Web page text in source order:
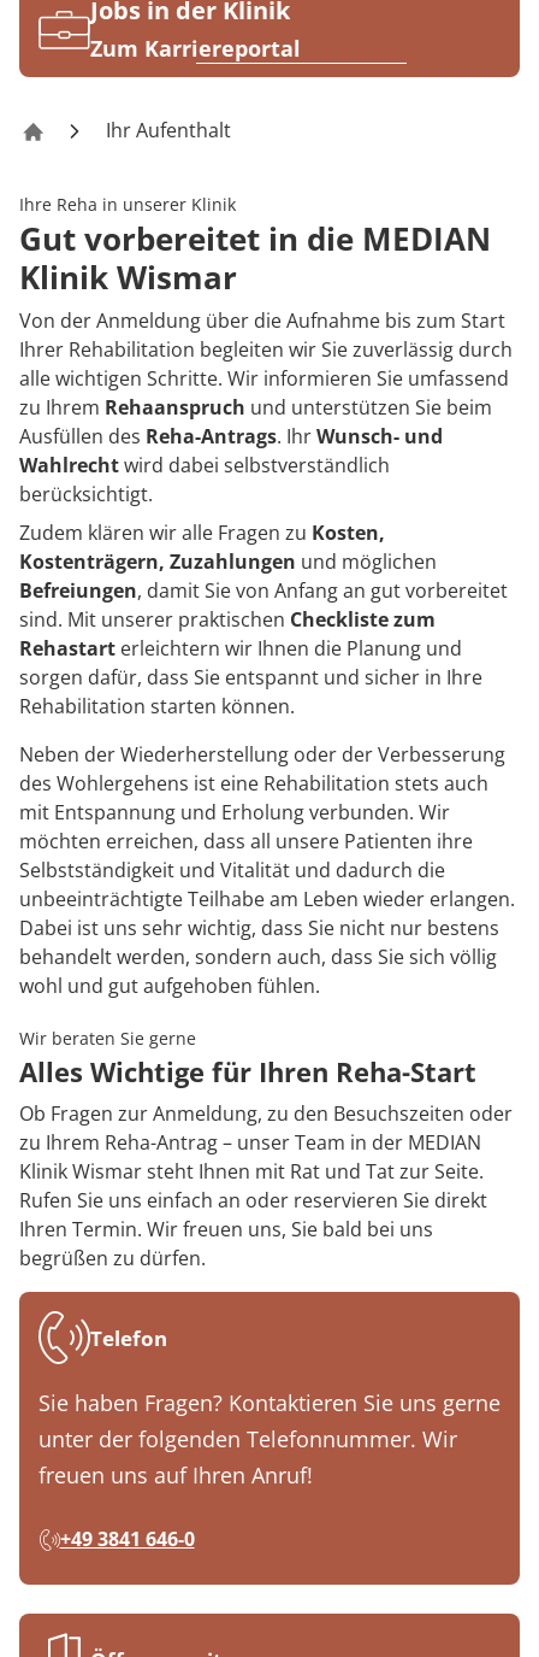
Karriere
Jobs in der Klinik
Zum Karriereportal
Klinik Wismar
Ihr Aufenthalt
Ihre Reha in unserer Klinik
Gut vorbereitet in die MEDIAN
Klinik Wismar
Von der Anmeldung über die Aufnahme bis zum Start
Ihrer Rehabilitation begleiten wir Sie zuverlässig durch
alle wichtigen Schritte. Wir informieren Sie umfassend
zu Ihrem Rehaanspruch und unterstützen Sie beim
Ausfüllen des Reha-Antrags. IhrWunsch- und
Wahlrechtwird dabei selbstverständlich
berücksichtigt.
Zudem klären wir alle Fragen zu Kosten,
Kostenträgern, Zuzahlungen und möglichen
Befreiungen, damit Sie von Anfang an gut vorbereitet
sind. Mit unserer praktischen Checkliste zum
Rehastart erleichtern wir Ihnen die Planung und
sorgen dafür, dass Sie entspannt und sicher in Ihre
Rehabilitation starten können.
Neben der Wiederherstellung oder der Verbesserung
des Wohlergehens ist eine Rehabilitation stets auch
mit Entspannung und Erholung verbunden. Wir
möchten erreichen, dass all unsere Patienten ihre
Selbstständigkeit und Vitalität und dadurch die
unbeeinträchtigte Teilhabe am Leben wieder erlangen.
Dabei ist uns sehr wichtig, dass Sie nicht nur bestens
behandelt werden, sondern auch, dass Sie sich völlig
wohl und gut aufgehoben fühlen.
Wir beraten Sie gerne
Alles Wichtige für Ihren Reha-Start
Ob Fragen zur Anmeldung, zu den Besuchszeiten oder
zu Ihrem Reha-Antrag – unser Team in der MEDIAN
Klinik Wismar steht Ihnen mit Rat und Tat zur Seite.
Rufen Sie uns einfach an oder reservieren Sie direkt
Ihren Termin. Wir freuen uns, Sie bald bei uns
begrüßen zu dürfen.
Telefon
Sie haben Fragen? Kontaktieren Sie uns gerne
unter der folgenden Telefonnummer. Wir
freuen uns auf Ihren Anruf!
+49 3841 646-0